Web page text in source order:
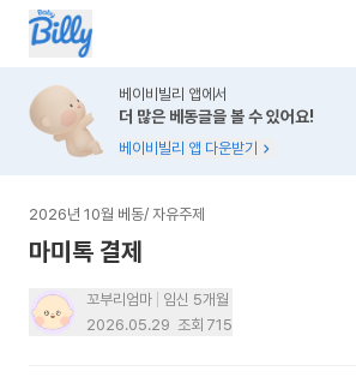
베이비빌리 앱에서
더 많은 베동글을 볼 수 있어요!
베이비빌리 앱 다운받기
2026년 10월 베동/ 자유주제
마미톡 결제
꼬부리엄마
임신 5개월
2026.05.29 조회 715